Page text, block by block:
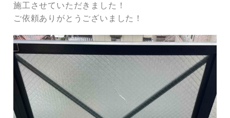
施工させていただきました！
ご依頼ありがとうございました！